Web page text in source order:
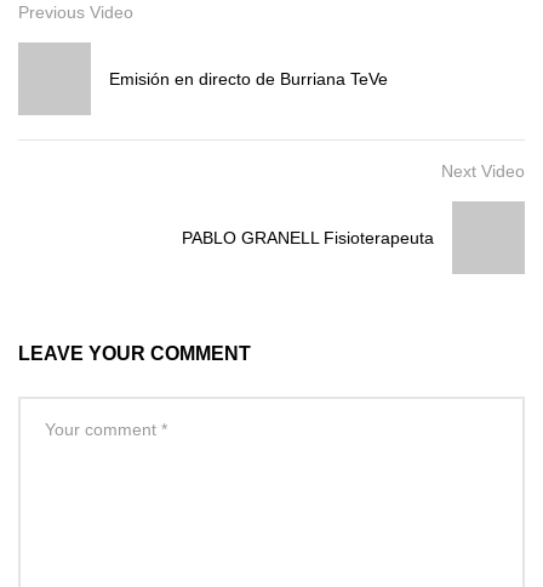
Previous Video
Emisión en directo de Burriana TeVe
Next Video
PABLO GRANELL Fisioterapeuta
LEAVE YOUR COMMENT